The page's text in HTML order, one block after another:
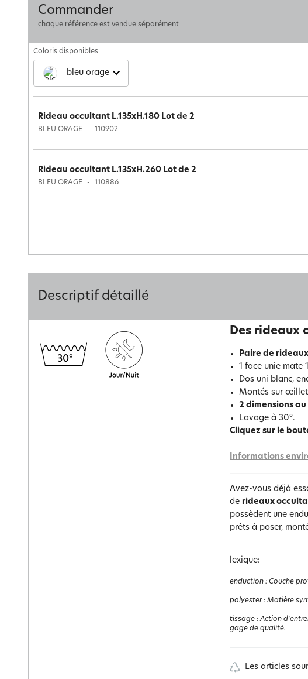
Commander
chaque référence est vendue séparément
Coloris disponibles
bleu orage
Rideau occultant L.135xH.180 Lot de 2
BLEU ORAGE 110902
Rideau occultant L.135xH.260 Lot de 2
BLEU ORAGE 110886
Descriptif détaillé
Des rideaux
Paire de
1 face unie mate
Dos uni blanc,
Montés sur
2 dimensions au
Lavage à 30°.
Cliquez sur le
Informations
Avez-vous déjà
de rideaux
possèdent une
prêts à poser,
lexique:
enduction : Couche
polyester: Matière
tissage :Action
gage de qualité.
Les articles